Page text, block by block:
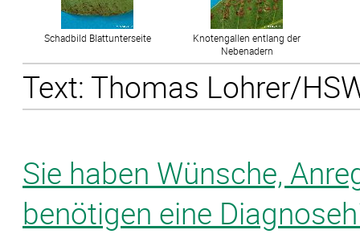
Schadbild Blattunterseite
Knotengallen entlang der
Nebenadern
Text: Thomas Lohrer/
Sie haben Wünsche,
benötigen eine